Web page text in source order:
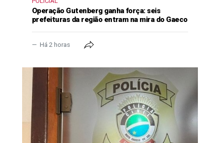
Operação Gutenberg ganha força: seis
prefeituras da região entram na mira do Gaeco
Há 2 horas